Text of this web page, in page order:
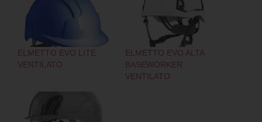
ELMETTO EVO LITE
VENTILATO
ELMETTO EVO ALTA
BASEWORKER
VENTILATO